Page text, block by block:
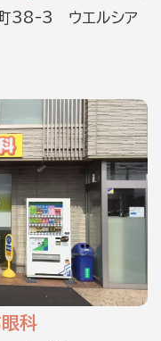
38-3 ウエルシア
眼科